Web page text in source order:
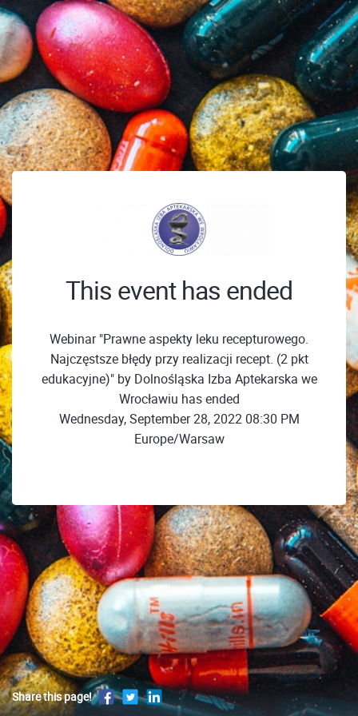
This event has ended
Webinar "Prawne aspekty leku recepturowego.
Najczęstsze błędy przy realizacji recept. (2 pkt
edukacyjne)" by Dolnośląska Izba Aptekarska we
Wrocławiu has ended
Wednesday, September 28, 2022 08:30 PM
Europe/Warsaw
Share this page!